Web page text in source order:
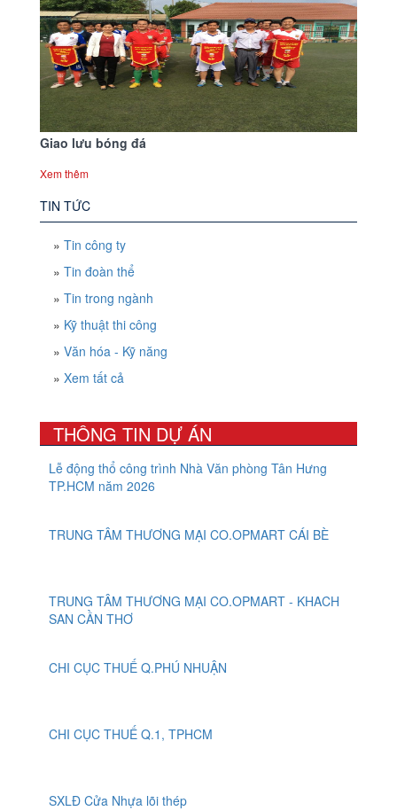
Giao lưu bóng đá
Xem thêm
TIN TỨC
» Tin công ty
» Tin đoàn thể
» Tin trong ngành
» Kỹ thuật thi công
» Văn hóa - Kỹ năng
» Xem tất cả
THÔNG TIN DỰ ÁN
Lễ động thổ công trình Nhà Văn phòng Tân Hưng
TP.HCM năm 2026
TRUNG TÂM THƯƠNG MẠI CO.OPMART CÁI BÈ
TRUNG TÂM THƯƠNG MẠI CO.OPMART - KHACH
SAN CẦN THƠ
CHI CỤC THUẾ Q.PHÚ NHUẬN
CHI CỤC THUẾ Q.1, TPHCM
SXLĐ Cửa Nhựa lõi thép